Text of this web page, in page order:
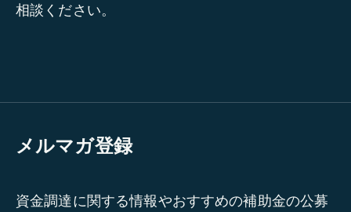
相談ください。
メルマガ登録
資金調達に関する情報やおすすめの補助金の公募